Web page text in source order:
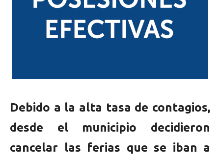
Debido a la alta tasa de contagios,
desde el municipio decidieron
cancelar las ferias que se iban a